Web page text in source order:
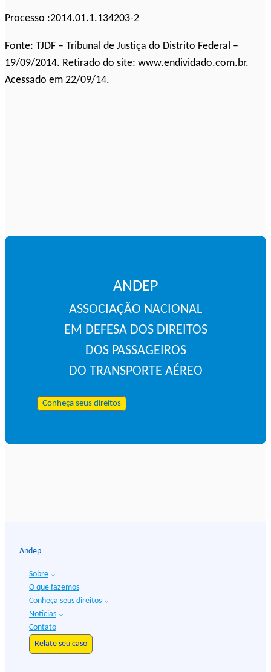
Processo :2014.01.1.134203-2
Fonte: TJDF – Tribunal de Justiça do Distrito Federal –
19/09/2014. Retirado do site: www.endividado.com.br.
Acessado em 22/09/14.
ANDEP
ASSOCIAÇÃO NACIONAL
EM DEFESA DOS DIREITOS
DOS PASSAGEIROS
DO TRANSPORTE AÉREO
Conheça seus direitos
Andep
Sobre
O que fazemos
Conheça seus direitos
Notícias
Contato
Relate seu caso